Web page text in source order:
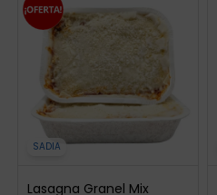
SADIA
Lasagna Granel Mix